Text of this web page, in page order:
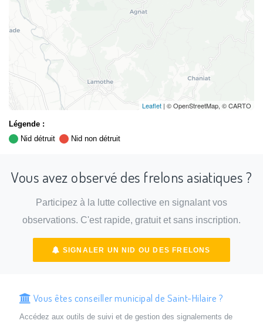
Leaflet | © OpenStreetMap, © CARTO
Légende :
Nid détruit
Nid non détruit
Vous avez observé des frelons asiatiques ?
Participez à la lutte collective en signalant vos
observations. C'est rapide, gratuit et sans inscription.
SIGNALER UN NID OU DES FRELONS
Vous êtes conseiller municipal de Saint-Hilaire ?
Accédez aux outils de suivi et de gestion des signalements de